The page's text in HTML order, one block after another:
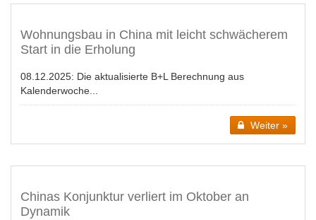
Wohnungsbau in China mit leicht schwächerem
Start in die Erholung
08.12.2025: Die aktualisierte B+L Berechnung aus
Kalenderwoche...
Weiter »
Chinas Konjunktur verliert im Oktober an
Dynamik